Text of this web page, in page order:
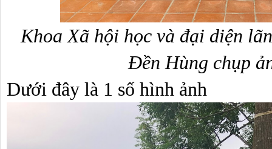
Khoa Xã hội học và đại diện
Đền Hùng chụp
Dưới đây là 1 số hình ảnh